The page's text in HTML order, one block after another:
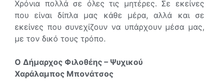
Χρόνια πολλά σε όλες τις μητέρες. Σε εκείνες
που είναι δίπλα μας κάθε μέρα, αλλά και σε
εκείνες που συνεχίζουν να υπάρχουν μέσα μας,
με τον δικό τους τρόπο.
Ο Δήμαρχος Φιλοθέης – Ψυχικού
Χαράλαμπος Μπονάτσος